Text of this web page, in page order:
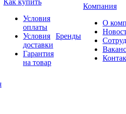
Как купить
Условия
оплаты
Условия
доставки
Гарантия
на товар
Бренды
Компания
О